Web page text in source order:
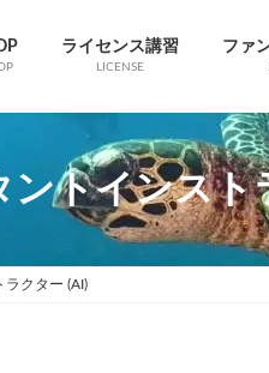
ライセンス講習
LICENSE
ファ
ントインスト
ラクター (AI)